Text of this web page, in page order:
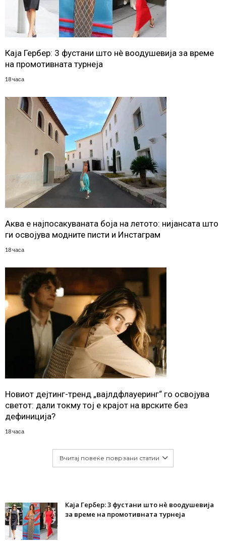
Каја Гербер: 3 фустани што нè воодушевија за време
на промотивната турнеја
18 часа
Аква е најпосакуваната боја на летото: нијансата што
ги освојува модните писти и Инстаграм
18 часа
Новиот дејтинг-тренд „вајлдфлауеринг“ го освојува
светот: дали токму тој е крајот на врските без
дефиниција?
18 часа
Вчитај повеќе поврзани статии
Каја Гербер: 3 фустани што нè воодушевија
за време на промотивната турнеја